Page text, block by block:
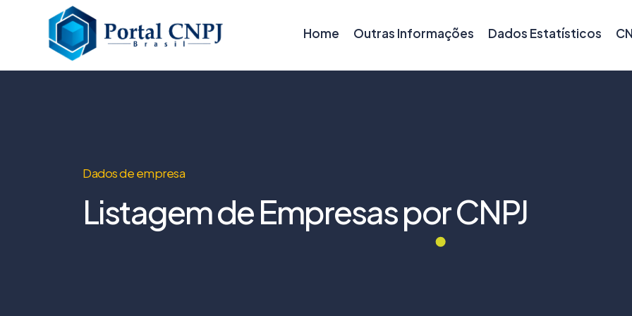
Home Outras Informações Dados Estatísticos
Dados de empresa
Listagem de Empresas por CNPJ